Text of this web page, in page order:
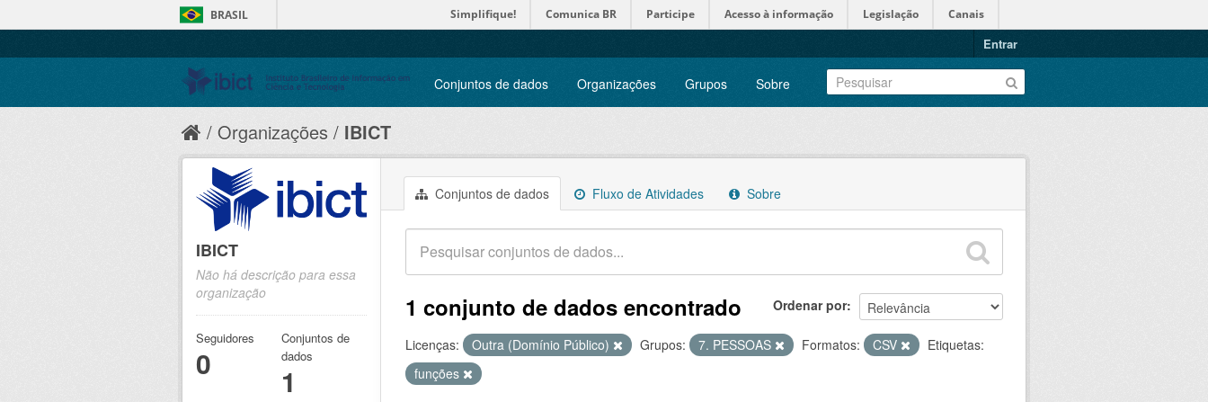
BRASIL Simplifique! Comunica BR Participe Acesso à informação Legislação Canais
Entrar
Conjuntos de dados Organizações Grupos Sobre
Organizações IBICT
Conjuntos de dados Fluxo de Atividades Sobre
Ordenar por
1 conjunto de dados encontrado
Licenças: Outra (Domínio Público) Grupos: 7. PESSOAS Formatos: CSV
Etiquetas:
funções
IBICT
Não há descrição para essa
organização
Seguidores
0
Conjuntos de
dados
1